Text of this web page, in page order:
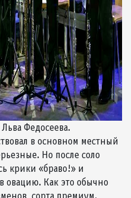
Федосеева.
в основном местный
Но после соло
крики «браво!» и
овацию. Как это обычно
сорта премиум.